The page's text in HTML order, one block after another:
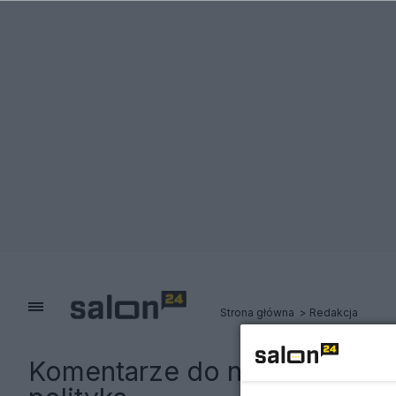
Strona główna Redakcja
Komentarze do notki:CBA